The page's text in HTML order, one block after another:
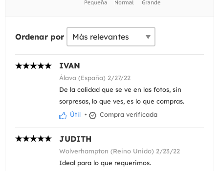
Ordenar por
IVAN
Álava (España) 2/27/22
De la calidad que se ve en las fotos, sin
sorpresas, lo que ves, es lo que compras.
Útil • Compra verificada
JUDITH
Wolverhampton (Reino Unido) 2/23/22
Ideal para lo que requerimos.